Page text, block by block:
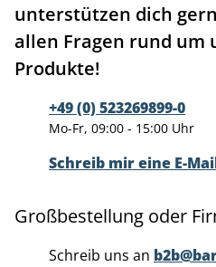
unterstützen dich
allen Fragen rund um
Produkte!
+49 (0) 523269899-0
Mo-Fr, 09:00 - 15:00 Uhr
Schreib mir eine E-
Großbestellung oder
Schreib uns an